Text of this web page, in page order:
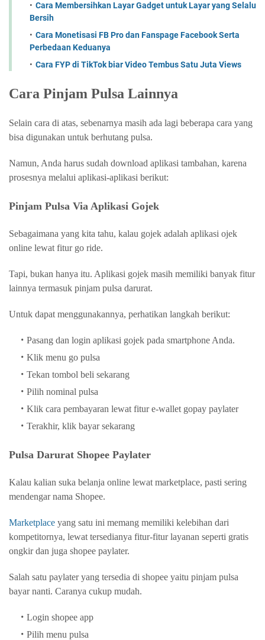
Cara Membersihkan Layar Gadget untuk Layar yang Selalu
Bersih
Cara Monetisasi FB Pro dan Fanspage Facebook Serta
Perbedaan Keduanya
Cara FYP di TikTok biar Video Tembus Satu Juta Views
Cara Pinjam Pulsa Lainnya
Selain cara di atas, sebenarnya masih ada lagi beberapa cara yang
bisa digunakan untuk berhutang pulsa.
Namun, Anda harus sudah download aplikasi tambahan, karena
prosesnya melalui aplikasi-aplikasi berikut:
Pinjam Pulsa Via Aplikasi Gojek
Sebagaimana yang kita tahu, kalau gojek adalah aplikasi ojek
online lewat fitur go ride.
Tapi, bukan hanya itu. Aplikasi gojek masih memiliki banyak fitur
lainnya termasuk pinjam pulsa darurat.
Untuk dapat menggunakannya, perhatikan langkah berikut:
Pasang dan login aplikasi gojek pada smartphone Anda.
Klik menu go pulsa
Tekan tombol beli sekarang
Pilih nominal pulsa
Klik cara pembayaran lewat fitur e-wallet gopay paylater
Terakhir, klik bayar sekarang
Pulsa Darurat Shopee Paylater
Kalau kalian suka belanja online lewat marketplace, pasti sering
mendengar nama Shopee.
Marketplace yang satu ini memang memiliki kelebihan dari
kompetitornya, lewat tersedianya fitur-fitur layanan seperti gratis
ongkir dan juga shopee paylater.
Salah satu paylater yang tersedia di shopee yaitu pinjam pulsa
bayar nanti. Caranya cukup mudah.
Login shopee app
Pilih menu pulsa